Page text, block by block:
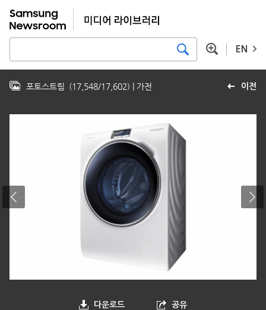
EN
이전
포토스트림 (17,548/17,602) | 가전
다운로드 공유